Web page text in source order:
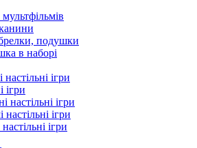
подушки
в наборі
ігри
ігри
настільні ігри
ігри
ігри